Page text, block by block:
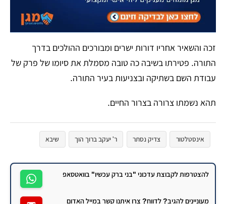
​זכה והשאיר אחריו דורות ישרים ומבורכים ההולכים בדרך
התורה. פטירתו בשיבה כה טובה מסמלת את סיומו של פרק של
עבודת השם בשתיקה ובצניעות בעיר התורה.
​תהא נשמתו צרורה בצרור החיים.
אינסטלטור צדיק נסתר ר' יעקב ברוך הוך שיבא
להצטרפות לקבוצת עדכוני "בני ברק עכשיו" בוואטסאפ
מעוניינים להגיב? לדווח? צרו איתנו קשר במייל האדום